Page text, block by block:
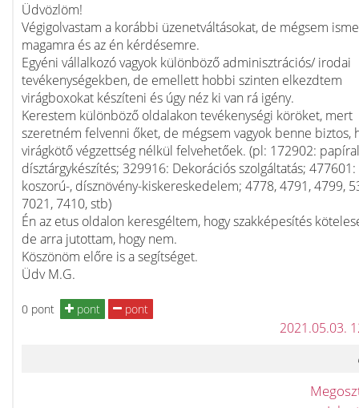
Üdvözlöm!
Végigolvastam a korábbi üzenetváltásokat, de mégsem
magamra és az én kérdésemre.
Egyéni vállalkozó vagyok különböző adminisztrációs/ irodai
tevékenységekben, de emellett hobbi szinten elkezdtem
virágboxokat készíteni és úgy néz ki van rá igény.
Kerestem különböző oldalakon tevékenységi köröket, mert
szeretném felvenni őket, de mégsem vagyok benne biztos,
virágkötő végzettség nélkül felvehetőek. (pl: 172902:
dísztárgykészítés; 329916: Dekorációs szolgáltatás; 477601:
koszorú-, dísznövény-kiskereskedelem; 4778, 4791, 4799,
7021, 7410, stb)
Én az etus oldalon keresgéltem, hogy szakképesítés
de arra jutottam, hogy nem.
Köszönöm előre is a segítséget.
Üdv M.G.
0 pont pont pont
2021.05.03.